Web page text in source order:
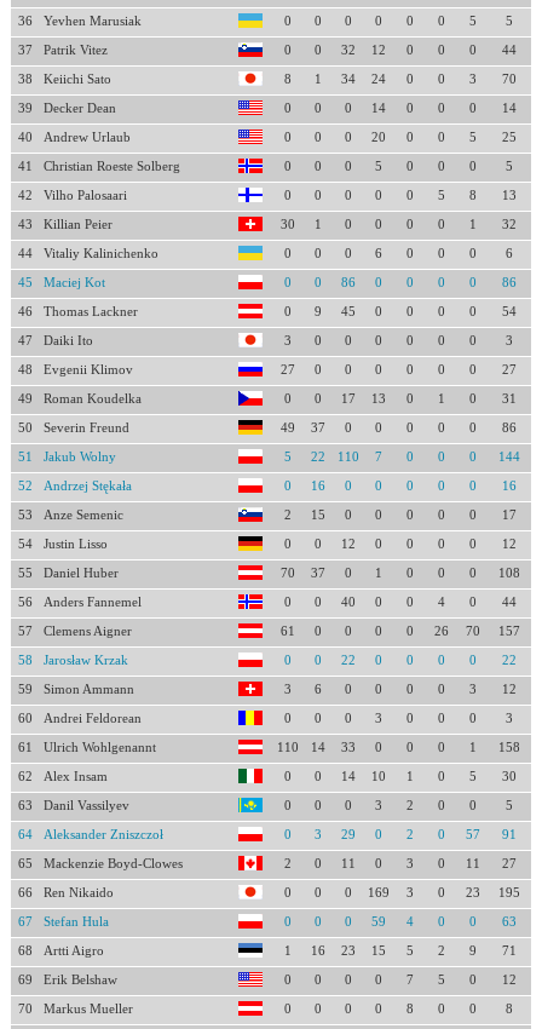
36 Yevhen Marusiak 0 0 0 0 0 0 5 5
37 Patrik Vitez 0 0 32 12 0 0 0 44
38 Keiichi Sato 8 1 34 24 0 0 3 70
39 Decker Dean 0 0 0 14 0 0 0 14
40 Andrew Urlaub 0 0 0 20 0 0 5 25
41 Christian Roeste Solberg 0 0 0 5 0 0 0 5
42 Vilho Palosaari 0 0 0 0 0 5 8 13
43 Killian Peier 30 1 0 0 0 0 1 32
44 Vitaliy Kalinichenko 0 0 0 6 0 0 0 6
45 Maciej Kot 0 0 86 0 0 0 0 86
46 Thomas Lackner 0 9 45 0 0 0 0 54
47 Daiki Ito 3 0 0 0 0 0 0 3
48 Evgenii Klimov 27 0 0 0 0 0 0 27
49 Roman Koudelka 0 0 17 13 0 1 0 31
50 Severin Freund 49 37 0 0 0 0 0 86
51 Jakub Wolny 5 22 110 7 0 0 0 144
52 Andrzej Stękała 0 16 0 0 0 0 0 16
53 Anze Semenic 2 15 0 0 0 0 0 17
54 Justin Lisso 0 0 12 0 0 0 0 12
55 Daniel Huber 70 37 0 1 0 0 0 108
56 Anders Fannemel 0 0 40 0 0 4 0 44
57 Clemens Aigner 61 0 0 0 0 26 70 157
58 Jarosław Krzak 0 0 22 0 0 0 0 22
59 Simon Ammann 3 6 0 0 0 0 3 12
60 Andrei Feldorean 0 0 0 3 0 0 0 3
61 Ulrich Wohlgenannt 110 14 33 0 0 0 1 158
62 Alex Insam 0 0 14 10 1 0 5 30
63 Danil Vassilyev 0 0 0 3 2 0 0 5
64 Aleksander Zniszczoł 0 3 29 0 2 0 57 91
65 Mackenzie Boyd-Clowes 2 0 11 0 3 0 11 27
66 Ren Nikaido 0 0 0 169 3 0 23 195
67 Stefan Hula 0 0 0 59 4 0 0 63
68 Artti Aigro 1 16 23 15 5 2 9 71
69 Erik Belshaw 0 0 0 0 7 5 0 12
70 Markus Mueller 0 0 0 0 8 0 0 8